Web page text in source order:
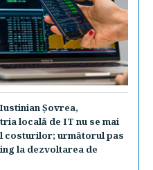
Iustinian Şovrea,
locală de IT nu se mai
costurilor; următorul pas
la dezvoltarea de